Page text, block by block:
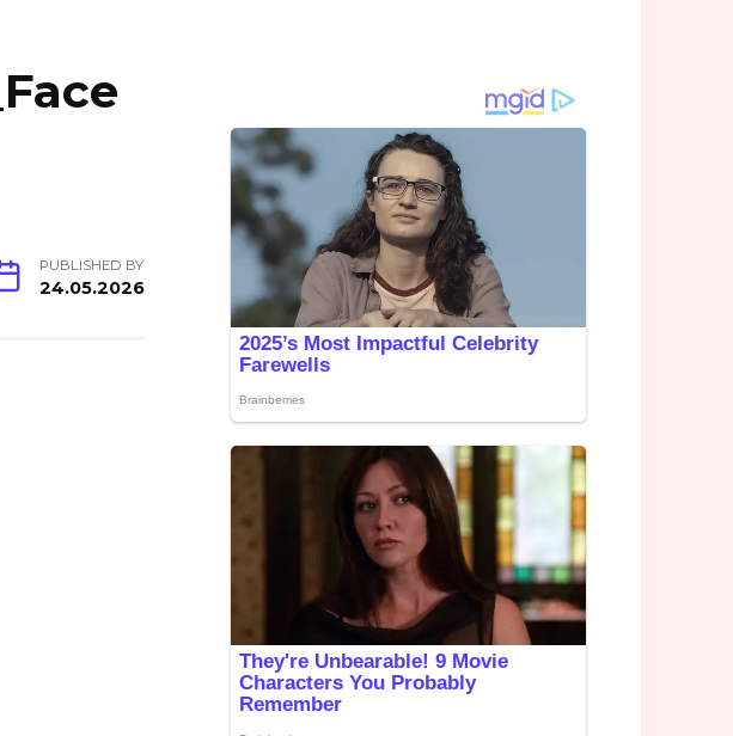
PUBLISHED BY
24.05.2026